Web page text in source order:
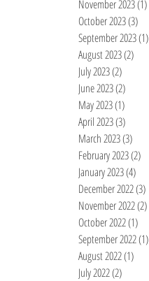
November 2023(1)
October 2023(3)
September 2023(1)
August 2023(2)
July 2023(2)
June 2023(2)
May 2023(1)
April 2023(3)
March 2023(3)
February 2023(2)
January 2023(4)
December 2022(3)
November 2022(2)
October 2022(1)
September 2022(1)
August 2022(1)
July 2022(2)